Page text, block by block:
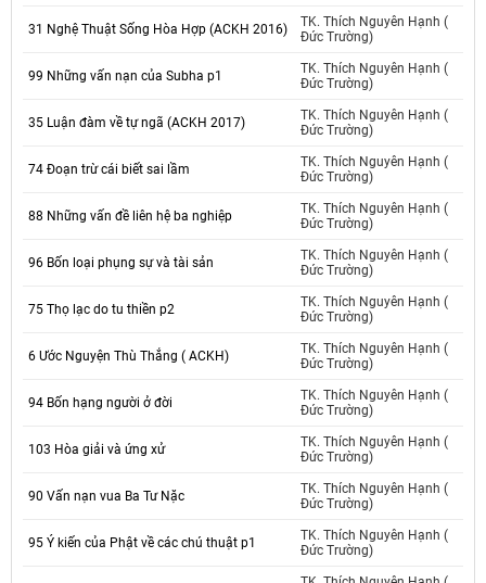
31 Nghệ Thuật Sống Hòa Hợp (ACKH 2016)
TK. Thích Nguyên Hạnh (
Đức Trường)
99 Những vấn nạn của Subha p1
TK. Thích Nguyên Hạnh (
Đức Trường)
35 Luận đàm về tự ngã (ACKH 2017)
TK. Thích Nguyên Hạnh (
Đức Trường)
74 Đoạn trừ cái biết sai lầm
TK. Thích Nguyên Hạnh (
Đức Trường)
88 Những vấn đề liên hệ ba nghiệp
TK. Thích Nguyên Hạnh (
Đức Trường)
96 Bốn loại phụng sự và tài sản
TK. Thích Nguyên Hạnh (
Đức Trường)
75 Thọ lạc do tu thiền p2
TK. Thích Nguyên Hạnh (
Đức Trường)
6 Ước Nguyện Thù Thắng ( ACKH)
TK. Thích Nguyên Hạnh (
Đức Trường)
94 Bốn hạng người ở đời
TK. Thích Nguyên Hạnh (
Đức Trường)
103 Hòa giải và ứng xử
TK. Thích Nguyên Hạnh (
Đức Trường)
90 Vấn nạn vua Ba Tư Nặc
TK. Thích Nguyên Hạnh (
Đức Trường)
95 Ý kiến của Phật về các chú thuật p1
TK. Thích Nguyên Hạnh (
Đức Trường)